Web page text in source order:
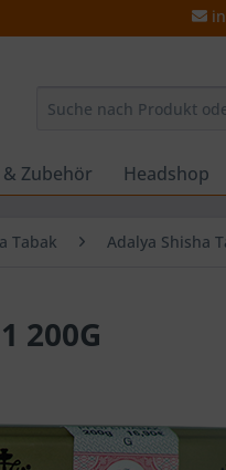
Zubehör Headshop
Tabak Adalya Shisha
200G